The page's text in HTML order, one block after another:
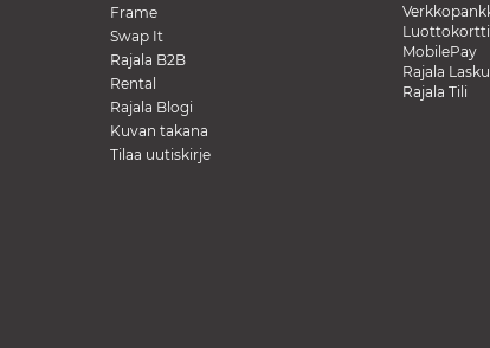
Frame
Swap It
Rajala B2B
Rental
Rajala Blogi
Kuvan takana
Tilaa uutiskirje
Luottokortti
MobilePay
Rajala Lasku
Rajala Tili